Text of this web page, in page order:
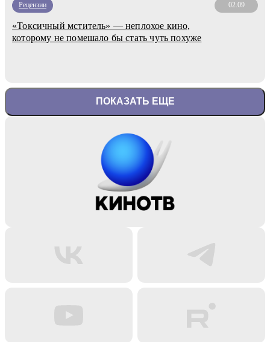
Рецензии 02.09
«Токсичный мститель» — неплохое кино,
которому не помешало бы стать чуть похуже
ПОКАЗАТЬ ЕЩЕ